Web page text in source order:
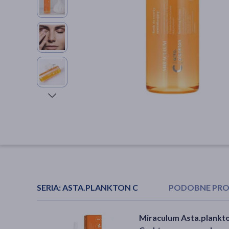
SERIA:ASTA.PLANKTON C PODOBNE
Bielenda Professional
Miraculum
Miraculum